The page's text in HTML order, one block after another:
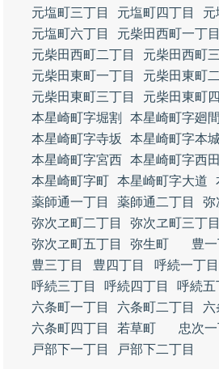
元塩町三丁目
元塩町四丁目
元
元塩町六丁目
元柴田西町一丁目
元柴田西町二丁目
元柴田西町
元柴田東町一丁目
元柴田東町
元柴田東町三丁目
元柴田東町
本星崎町字堀割
本星崎町字廻間
本星崎町字寺坂
本星崎町字本
本星崎町字宮西 本星崎町字西田
本星崎町字町 本星崎町字大道
薬師通一丁目
薬師通二丁目
弥
弥次ヱ町二丁目
弥次ヱ町三丁目
弥次ヱ町五丁目
弥生町 豊一
豊三丁目
豊四丁目 呼続一丁目
呼続三丁目
呼続四丁目 呼続五
六条町一丁目
六条町二丁目
六
六条町四丁目
若草町 忠次一
戸部下一丁目
戸部下二丁目